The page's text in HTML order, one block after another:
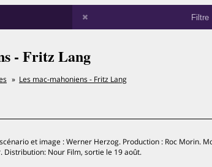
- Fritz Lang
Les mac-mahoniens - Fritz Lang
et image : Werner Herzog. Production : Roc Morin.
Distribution: Nour Film, sortie le 19 août.